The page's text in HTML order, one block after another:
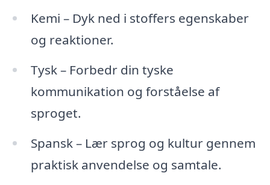
Kemi – Dyk ned i stoffers egenskaber
og reaktioner.
Tysk – Forbedr din tyske
kommunikation og forståelse af
sproget.
Spansk – Lær sprog og kultur gennem
praktisk anvendelse og samtale.